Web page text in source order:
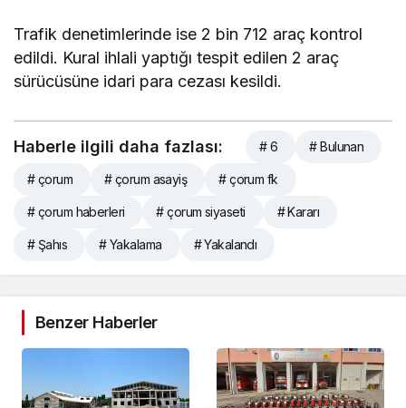
Trafik denetimlerinde ise 2 bin 712 araç kontrol
edildi. Kural ihlali yaptığı tespit edilen 2 araç
sürücüsüne idari para cezası kesildi.
Haberle ilgili daha fazlası: # 6 # Bulunan
# çorum # çorum asayiş # çorum fk
# çorum haberleri # çorum siyaseti # Kararı
# Şahıs # Yakalama # Yakalandı
Benzer Haberler